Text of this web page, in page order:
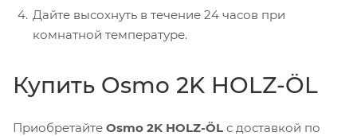
Дайте высохнуть в течение 24 часов при
комнатной температуре.
Купить Osmo 2K HOLZ-ÖL
Приобретайте Osmo 2K HOLZ-ÖL с доставкой по